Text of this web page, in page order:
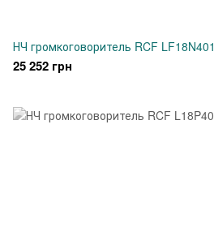
НЧ громкоговоритель RCF LF18N401
25 252 грн